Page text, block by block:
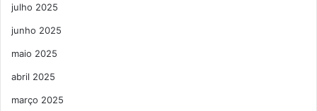
julho 2025
junho 2025
maio 2025
abril 2025
março 2025